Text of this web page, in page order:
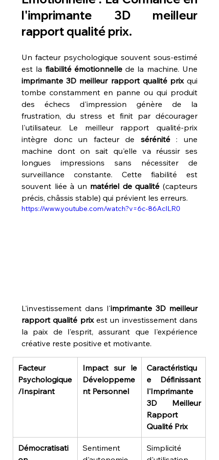
l'imprimante 3D meilleur
rapport qualité prix.
Un facteur psychologique souvent sous-estimé
est la fiabilité émotionnelle
imprimante 3D meilleur rapport qualité prix qui
tombe constamment en panne ou qui produit
des échecs d'impression génère de la
frustration, du stress et finit par décourager
l'utilisateur. Le meilleur rapport qualité-prix
intègre donc un facteur de sérénité : une
machine dont on sait qu'elle va réussir ses
longues impressions sans nécessiter de
surveillance constante. Cette fiabilité est
souvent liée à un matériel de qualité (capteurs
précis, châssis stable) qui prévient les erreurs.
https://www.youtube.com/watch?v=6c-86AclLR0
L'investissement dans l'imprimante 3D meilleur
rapport qualité prix est un investissement dans
la paix de l'esprit, assurant que l'expérience
créative reste positive et motivante.
Facteur
Psychologique
/Inspirant
Impact sur le
Développeme
nt Personnel
Caractéristiqu
e Définissant
l'Imprimante
3D Meilleur
Rapport
Qualité Prix
Démocratisati
Sentiment
Simplicité